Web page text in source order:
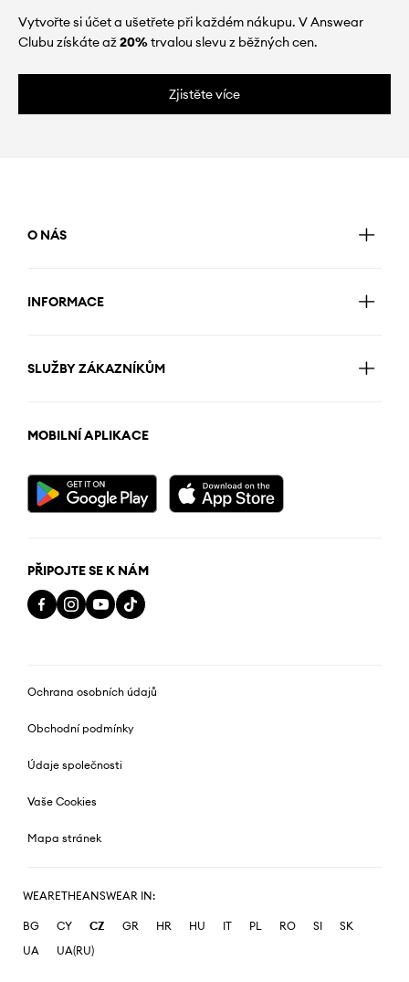
Vytvořte si účet a ušetřete při každém nákupu. V Answear
Clubu získáte až20%trvalou slevu z běžných cen.
Zjistěte více
O NÁS
INFORMACE
SLUŽBY ZÁKAZNÍKŮM
MOBILNÍ APLIKACE
PŘIPOJTE SE K NÁM
Ochrana osobních údajů
Obchodní podmínky
Údaje společnosti
Vaše Cookies
Mapa stránek
WEARETHEANSWEAR IN:
BG CY CZ GR HR HU IT PL RO SI
SK
UA
UA(RU)